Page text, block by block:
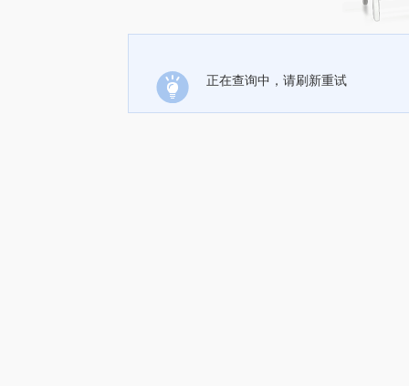
正在查询中，请刷新重试